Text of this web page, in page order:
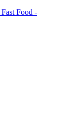
Fast Food -